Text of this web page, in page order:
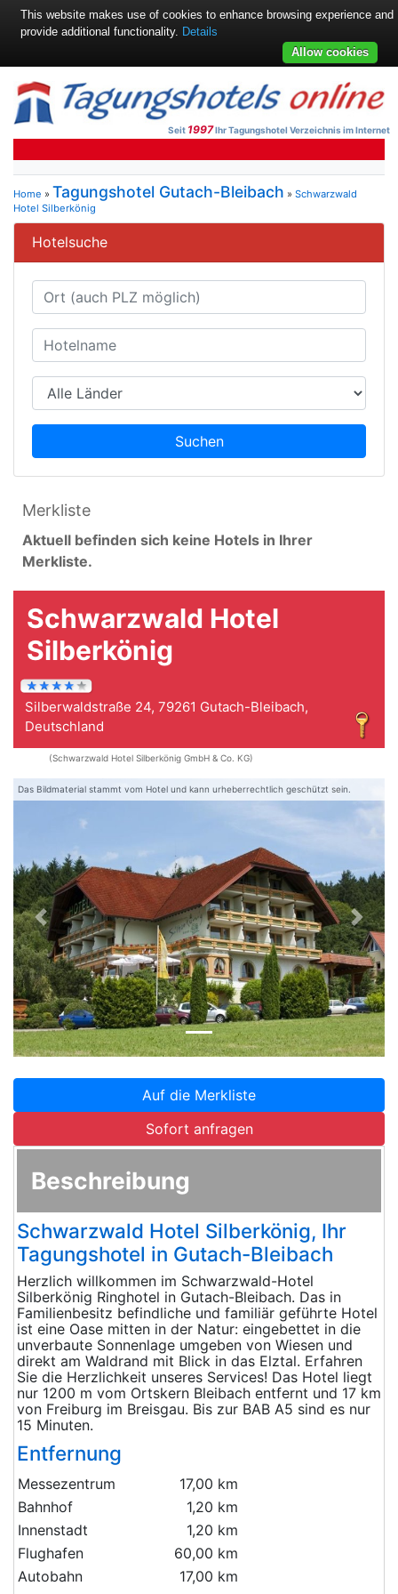
Seit 1997Ihr Tagungshotel Verzeichnis im Internet
Home » Tagungshotel Gutach-Bleibach » Schwarzwald
Hotel Silberkönig
Hotelsuche
Suchen
Merkliste
Aktuell befinden sich keine Hotels in Ihrer
Merkliste.
Schwarzwald Hotel
Silberkönig
Silberwaldstraße 24, 79261 Gutach-Bleibach,
Deutschland
(Schwarzwald Hotel Silberkönig GmbH & Co. KG)
Das Bildmaterial stammt vom Hotel und kann urheberrechtlich geschützt sein.
Zurück
Auf die Merkliste
Sofort anfragen
Beschreibung
Schwarzwald Hotel Silberkönig, Ihr
Tagungshotel in Gutach-Bleibach
Herzlich willkommen im Schwarzwald-Hotel
Silberkönig Ringhotel in Gutach-Bleibach. Das in
Familienbesitz befindliche und familiär geführte Hotel
ist eine Oase mitten in der Natur: eingebettet in die
unverbaute Sonnenlage umgeben von Wiesen und
direkt am Waldrand mit Blick in das Elztal. Erfahren
Sie die Herzlichkeit unseres Services! Das Hotel liegt
nur 1200 m vom Ortskern Bleibach entfernt und 17 km
von Freiburg im Breisgau. Bis zur BAB A5 sind es nur
15 Minuten.
Entfernung
Messezentrum
17,00 km
Bahnhof
1,20 km
Innenstadt
1,20 km
Flughafen
60,00 km
Autobahn
17,00 km
This website makes use of cookies to enhance browsing experience and
provide additional functionality. Details
Allow cookies